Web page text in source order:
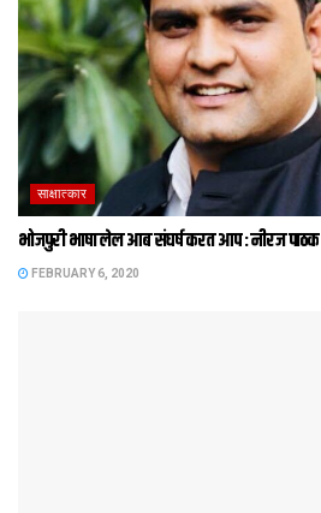
साक्षात्‍कार
भोजपुरी भाषा लेल आब संघर्ष करत आप : नीरज पाठक
FEBRUARY 6, 2020